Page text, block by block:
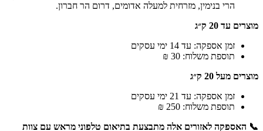
הרי בנימין, מזרחית למעלה אדומים, דרום הר חברון.
מוצרים עד 20 ק״ג
זמן אספקה: עד 14 ימי עסקים
תוספת משלוח: 30 ₪
מוצרים מעל 20 ק״ג
זמן אספקה: עד 21 ימי עסקים
תוספת משלוח: 250 ₪
📞 האספקה לאזורים אלה מתבצעת בתיאום טלפוני מראש עם צוות